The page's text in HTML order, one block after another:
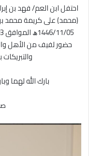
احتفل ابن العم/ فهد بن
(محمد) على كريمة محمد
حضور لفيف من الأهل
‏بارك الله لهما